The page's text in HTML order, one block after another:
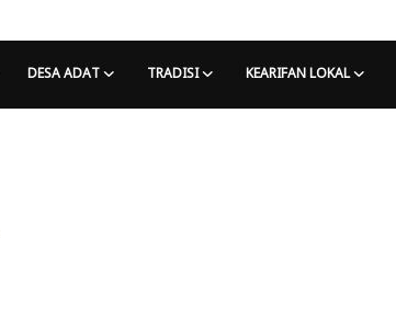
DESA ADAT TRADISI KEARIFAN LOKAL